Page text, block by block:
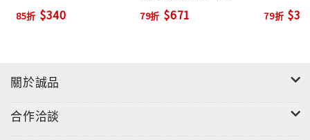
85折 $340 79折 $671 79折
關於誠品
合作洽談